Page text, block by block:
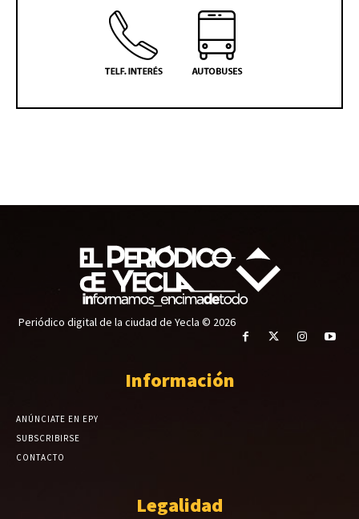
Periódico digital de la ciudad de Yecla © 2026
Información
ANÚNCIATE EN EPY
SUBSCRIBIRSE
CONTACTO
Legalidad